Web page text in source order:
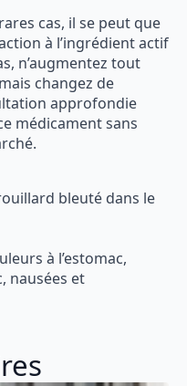
cas, il se peut que
à l’ingrédient actif
n’augmentez tout
changez de
approfondie
médicament sans
bleuté dans le
à l’estomac,
nausées et